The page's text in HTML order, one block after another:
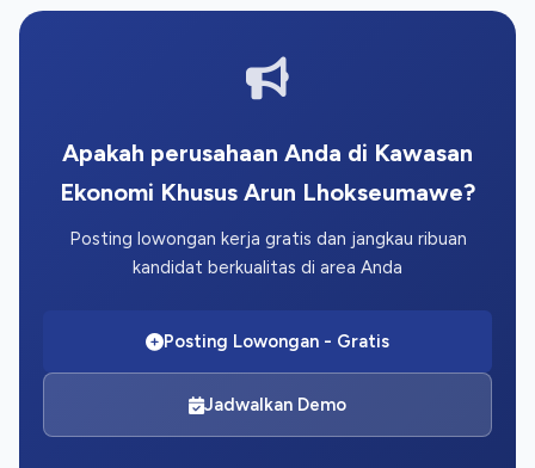
Apakah perusahaan Anda di Kawasan
Ekonomi Khusus Arun Lhokseumawe?
Posting lowongan kerja gratis dan jangkau ribuan
kandidat berkualitas di area Anda
Posting Lowongan - Gratis
Jadwalkan Demo